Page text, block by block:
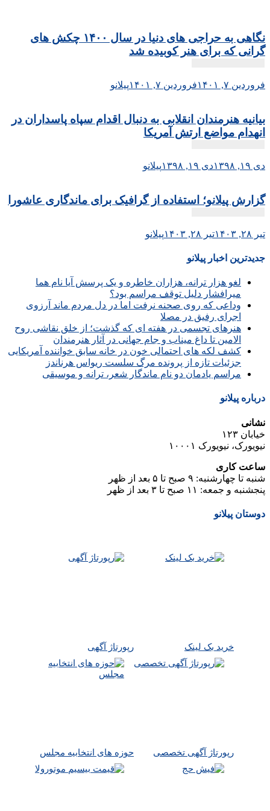
نگاهی به حراجی های دنیا در سال ۱۴۰۰ چکش های
گرانی که برای هنر کوبیده شد
فروردین ۷, ۱۴۰۱ فروردین ۷, ۱۴۰۱ پیلانو
بیانیه هنرمندان انقلابی به دنبال اقدام سپاه پاسداران در
انهدام مواضع ارتش آمریکا
دی ۱۹, ۱۳۹۸ دی ۱۹, ۱۳۹۸ پیلانو
گزارش پیلانو؛ استفاده از گرافیک برای ماندگاری عاشورا
تیر ۲۸, ۱۴۰۳ تیر ۲۸, ۱۴۰۳ پیلانو
جدیدترین اخبار پیلانو
لغو هزار ترانه، هزاران خاطره و یک پرسش آیا نام هما
میرافشار دلیل توقف مراسم بود؟
وداعی که روی صحنه نرفت اما در دل مردم ماند آرزوی
اجرای رفیق در مصلا
هنرهای تجسمی در هفته ای که گذشت؛ از خلق نقاشی روح
الامین تا داغ میناب و جام جهانی در آثار هنرمندان
کشف لکه های احتمالی خون در خانه سابق خواننده آمریکایی
جزئیات تازه از پرونده مرگ سلست ریواس هرناندز
مراسم یادمان دو نام ماندگار شعر، ترانه و موسیقی
درباره پیلانو
نشانی
خیابان ۱۲۳
نیویورک، نیویورک ۱۰۰۰۱
ساعت کاری
شنبه تا چهارشنبه: ۹ صبح تا ۵ بعد از ظهر
پنجشنبه و جمعه: ۱۱ صبح تا ۳ بعد از ظهر
دوستان پیلانو
خرید بک لینک رپورتاژ آگهی
رپورتاژ آگهی تخصصی حوزه های انتخابیه مجلس